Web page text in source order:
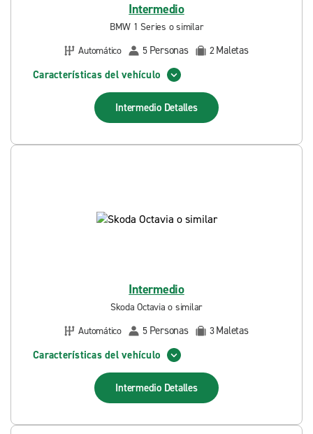
Intermedio
BMW 1 Series o similar
Automático
5 Personas 2Maletas
Características del vehículo
Intermedio Detalles
Intermedio
Skoda Octavia o similar
Automático
5 Personas 3Maletas
Características del vehículo
Intermedio Detalles